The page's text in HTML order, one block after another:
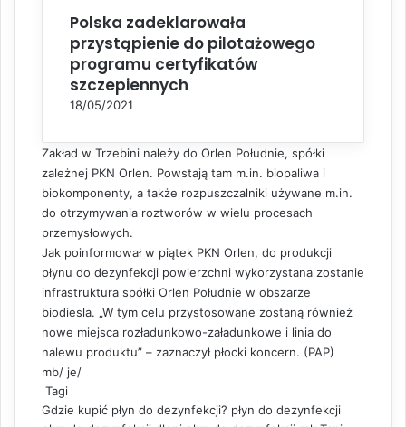
Polska zadeklarowała
przystąpienie do pilotażowego
programu certyfikatów
szczepiennych
18/05/2021
Zakład w Trzebini należy do Orlen Południe, spółki
zależnej PKN Orlen. Powstają tam m.in. biopaliwa i
biokomponenty, a także rozpuszczalniki używane m.in.
do otrzymywania roztworów w wielu procesach
przemysłowych.
Jak poinformował w piątek PKN Orlen, do produkcji
płynu do dezynfekcji powierzchni wykorzystana zostanie
infrastruktura spółki Orlen Południe w obszarze
biodiesla. „W tym celu przystosowane zostaną również
nowe miejsca rozładunkowo-załadunkowe i linia do
nalewu produktu” – zaznaczył płocki koncern. (PAP)
mb/ je/
Tagi
Gdzie kupić płyn do dezynfekcji? płyn do dezynfekcji